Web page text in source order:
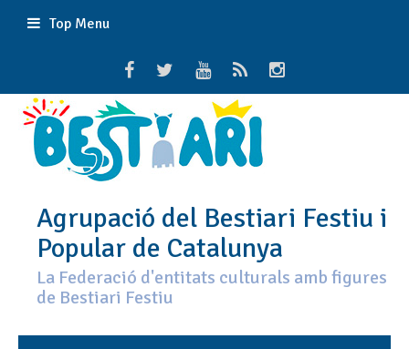
Top Menu
Agrupació del Bestiari Festiu i
Popular de Catalunya
La Federació d'entitats culturals amb figures
de Bestiari Festiu